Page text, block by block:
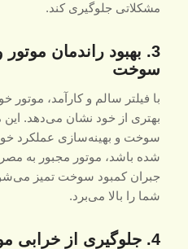
مشکلاتی جلوگیری کند.
3. بهبود راندمان
سوخت
با فیلتر سالم و کارآمد، موتور
بهتری از خود نشان می‌دهد.
سوخت و بهینه‌سازی عملکرد
شده باشد، موتور مجبور به
جبران کمبود سوخت تمیز
شما را بالا می‌برد.
4. جلوگیری از خرابی موتور